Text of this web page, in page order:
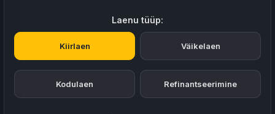
Laenu tüüp:
Kiirlaen Väikelaen
Kodulaen Refinantseerimine